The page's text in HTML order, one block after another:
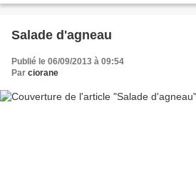
Salade d'agneau
Publié le 06/09/2013 à 09:54
Par ciorane